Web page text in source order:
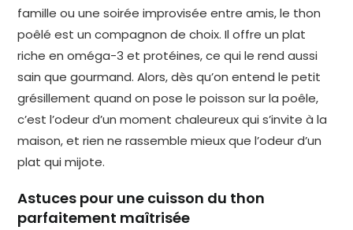
famille ou une soirée improvisée entre amis, le thon
poêlé est un compagnon de choix. Il offre un plat
riche en oméga-3 et protéines, ce qui le rend aussi
sain que gourmand. Alors, dès qu’on entend le petit
grésillement quand on pose le poisson sur la poêle,
c’est l’odeur d’un moment chaleureux qui s’invite à la
maison, et rien ne rassemble mieux que l’odeur d’un
plat qui mijote.
Astuces pour une cuisson du thon
parfaitement maîtrisée